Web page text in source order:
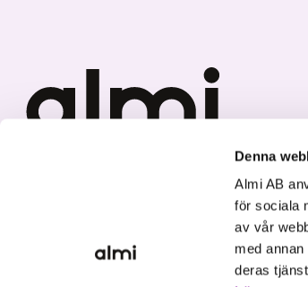
Denna
Almi AB
för sociala
av vår
med
deras